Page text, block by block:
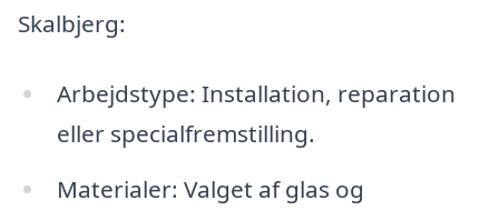
Skalbjerg:
Arbejdstype: Installation, reparation
eller specialfremstilling.
Materialer: Valget af glas og